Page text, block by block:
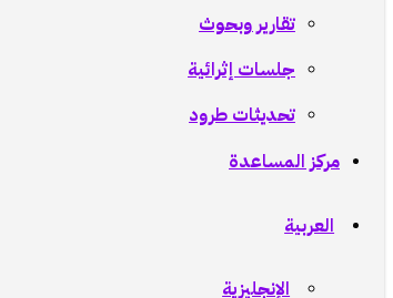
تقارير وبحوث
جلسات إثرائية
تحديثات طرود
مركز المساعدة
العربية
الإنجليزية